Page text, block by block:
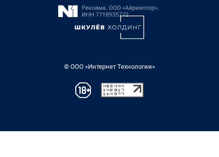
© ООО «Интернет Технологии»